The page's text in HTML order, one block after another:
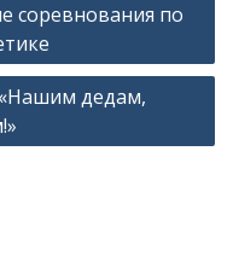
соревнования по
дедам,